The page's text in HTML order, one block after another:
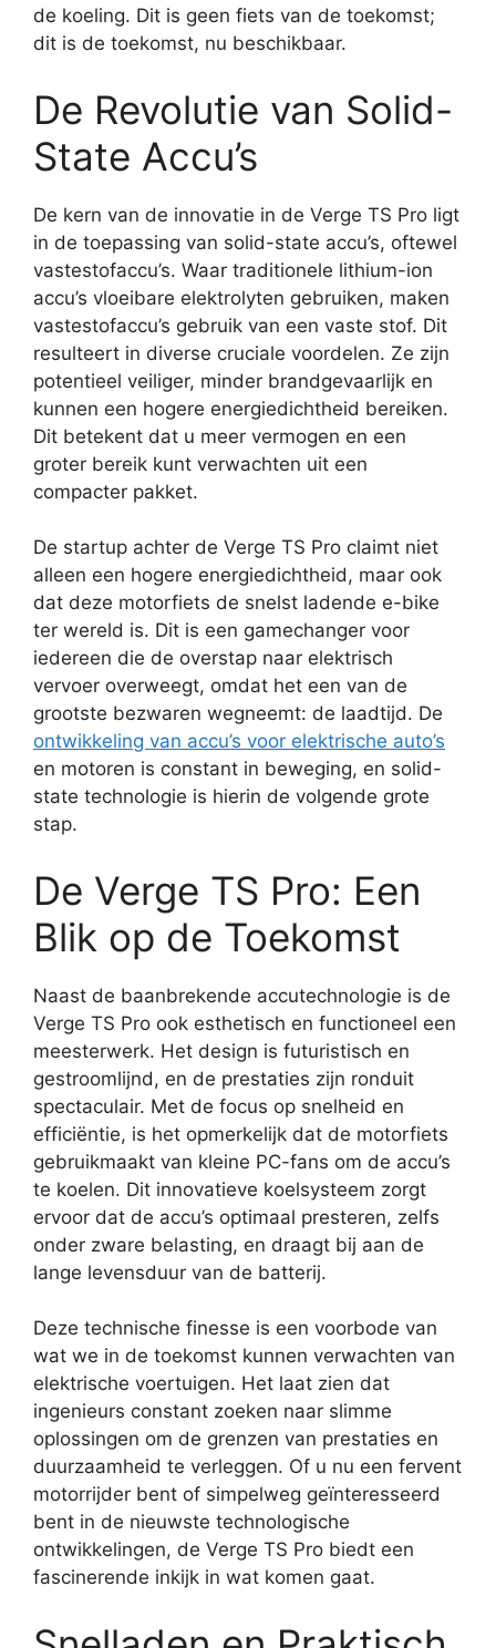
de koeling. Dit is geen fiets van de toekomst;
dit is de toekomst, nu beschikbaar.
De Revolutie van Solid-
State Accu’s
De kern van de innovatie in de Verge TS Pro ligt
in de toepassing van solid-state accu’s, oftewel
vastestofaccu’s. Waar traditionele lithium-ion
accu’s vloeibare elektrolyten gebruiken, maken
vastestofaccu’s gebruik van een vaste stof. Dit
resulteert in diverse cruciale voordelen. Ze zijn
potentieel veiliger, minder brandgevaarlijk en
kunnen een hogere energiedichtheid bereiken.
Dit betekent dat u meer vermogen en een
groter bereik kunt verwachten uit een
compacter pakket.
De startup achter de Verge TS Pro claimt niet
alleen een hogere energiedichtheid, maar ook
dat deze motorfiets de snelst ladende e-bike
ter wereld is. Dit is een gamechanger voor
iedereen die de overstap naar elektrisch
vervoer overweegt, omdat het een van de
grootste bezwaren wegneemt: de laadtijd. De
ontwikkeling van accu’s voor elektrische auto’s
en motoren is constant in beweging, en solid-
state technologie is hierin de volgende grote
stap.
De Verge TS Pro: Een
Blik op de Toekomst
Naast de baanbrekende accutechnologie is de
Verge TS Pro ook esthetisch en functioneel een
meesterwerk. Het design is futuristisch en
gestroomlijnd, en de prestaties zijn ronduit
spectaculair. Met de focus op snelheid en
efficiëntie, is het opmerkelijk dat de motorfiets
gebruikmaakt van kleine PC-fans om de accu’s
te koelen. Dit innovatieve koelsysteem zorgt
ervoor dat de accu’s optimaal presteren, zelfs
onder zware belasting, en draagt bij aan de
lange levensduur van de batterij.
Deze technische finesse is een voorbode van
wat we in de toekomst kunnen verwachten van
elektrische voertuigen. Het laat zien dat
ingenieurs constant zoeken naar slimme
oplossingen om de grenzen van prestaties en
duurzaamheid te verleggen. Of u nu een fervent
motorrijder bent of simpelweg geïnteresseerd
bent in de nieuwste technologische
ontwikkelingen, de Verge TS Pro biedt een
fascinerende inkijk in wat komen gaat.